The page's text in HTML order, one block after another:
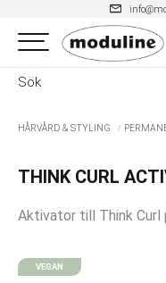
Meny
mail
HÅRVÅRD & STYLING
THINK CURL
Aktivator till Think Curl
VEGAN